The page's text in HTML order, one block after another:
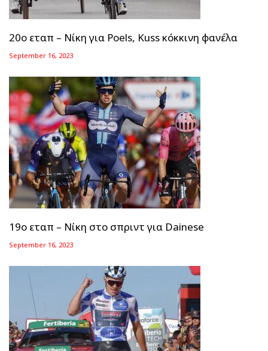
20ο εταπ – Νίκη για Poels, Kuss κόκκινη φανέλα
September 16, 2023
19ο εταπ – Νίκη στο σπριντ για Dainese
September 16, 2023